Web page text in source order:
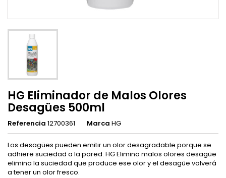
HG Eliminador de Malos Olores
Desagües 500ml
Referencia 12700361 Marca HG
Los desagües pueden emitir un olor desagradable porque se
adhiere suciedad a la pared. HG Elimina malos olores desagüe
elimina la suciedad que produce ese olor y el desagüe volverá
a tener un olor fresco.